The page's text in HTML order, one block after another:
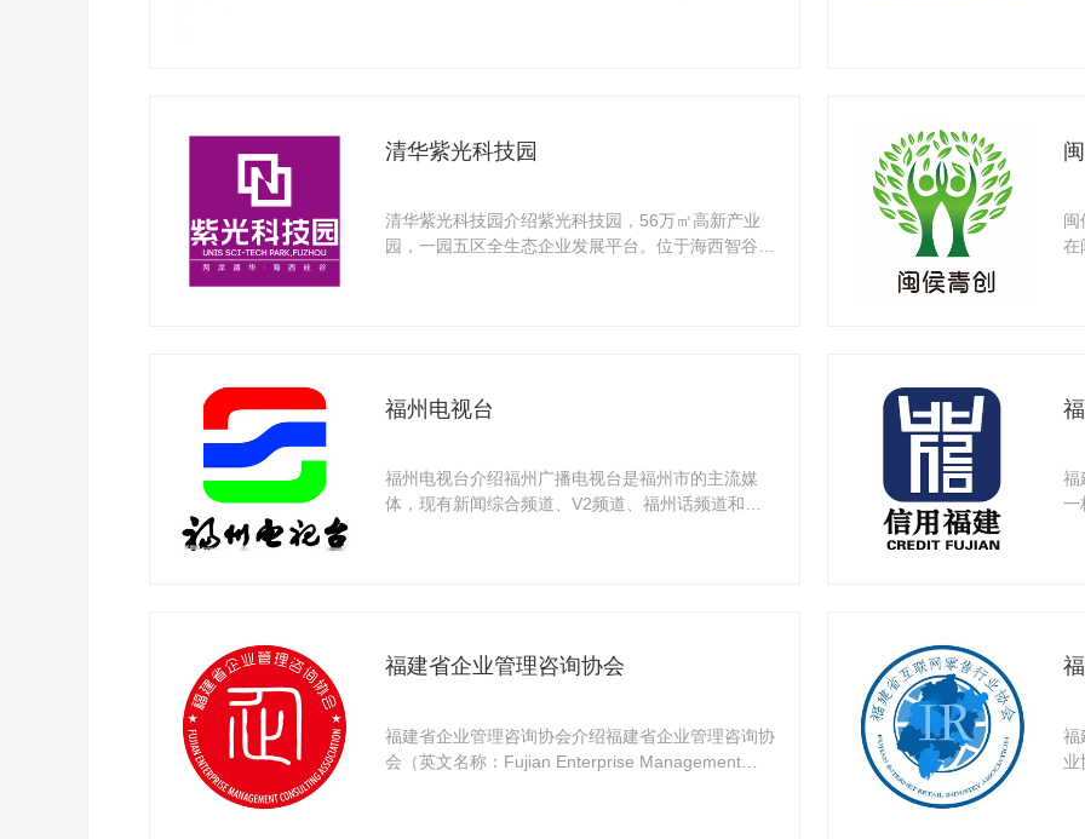
清华紫光科技园
清华紫光科技园介绍紫光科技园，56万㎡高新产业
园，一园五区全生态企业发展平台。位于海西智谷福
闽
在
福州电视台
福州电视台介绍福州广播电视台是福州市的主流媒
体，现有新闻综合频道、V2频道、福州话频道和少
福
一
福建省企业管理咨询协会
福建省企业管理咨询协会介绍福建省企业管理咨询协
会（英文名称：Fujian Enterprise Management
福
业